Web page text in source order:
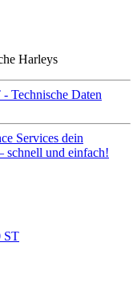
Harleys
Technische Daten
Services dein
schnell und einfach!
ST